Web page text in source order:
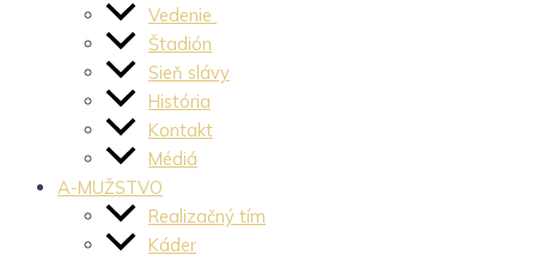
Vedenie
Štadión
Sieň slávy
História
Kontakt
Médiá
A-MUŽSTVO
Realizačný tím
Káder